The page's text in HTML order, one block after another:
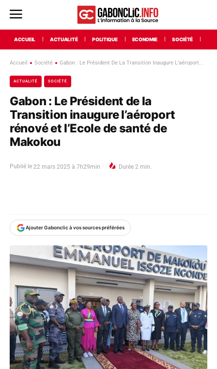
ACCUEIL ACTUALITÉ POLITIQUE ECONOMIE SOCIÉTÉ
Accueil Société Gabon : Le Président De La Transition Inaugure L’aéroport...
ACTUALITÉ SOCIÉTÉ
Gabon : Le Président de la
Transition inaugure l’aéroport
rénové et l’Ecole de santé de
Makokou
Publié le 22 mars 2025 à 7h29min Durée 2 min.
Ajouter Gabonclic à vos sources préférées